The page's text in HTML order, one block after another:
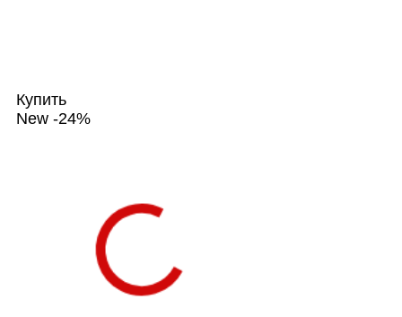
Купить
New -24%